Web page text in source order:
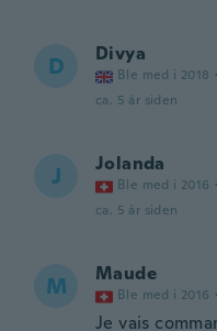
D Divya
Ble med i 2018 ·
ca. 5 år siden
J Jolanda
Ble med i 2016 ·
ca. 5 år siden
M Maude
Ble med i 2016 ·
Je vais